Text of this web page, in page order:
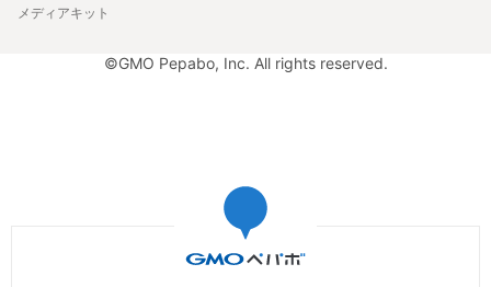
メディアキット
©GMO Pepabo, Inc. All rights reserved.